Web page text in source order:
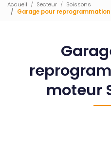
Accueil Secteur
Soissons
Garage pour
moteur